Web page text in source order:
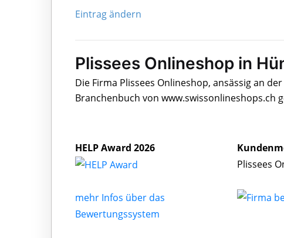
Eintrag ändern
Plissees Onlineshop in
Die Firma Plissees Onlineshop, ansässig an
Branchenbuch von www.swissonlineshops.ch
HELP Award 2026
mehr Infos über das
Bewertungssystem
Plissees